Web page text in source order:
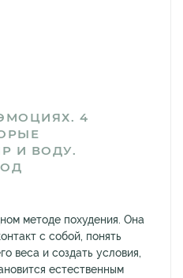
4
И ВОДУ.
методе похудения. Она
с собой, понять
веса и создать условия,
естественным